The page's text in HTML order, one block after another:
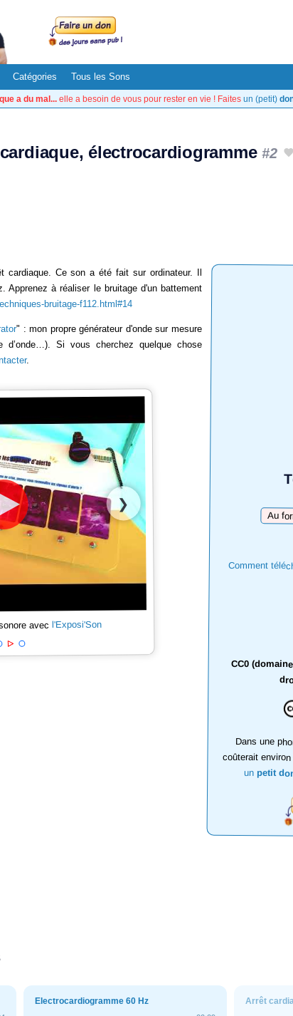
Catégories Tous les Sons
a du mal... elle a besoin de vous pour rester en vie ! Faites un (petit)
électrocardiogramme#2
Comment
CC0
Dans une
coûterait
un petit
cardiaque. Ce son a été fait sur ordinateur. Il
Apprenez à réaliser le bruitage d'un battement
bruitage-f112.html#14
" : mon propre générateur d'onde sur mesure
d’onde…). Si vous cherchez quelque chose
.
❯
avecl'Exposi'Son
Electrocardiogramme 60 Hz Arrêt